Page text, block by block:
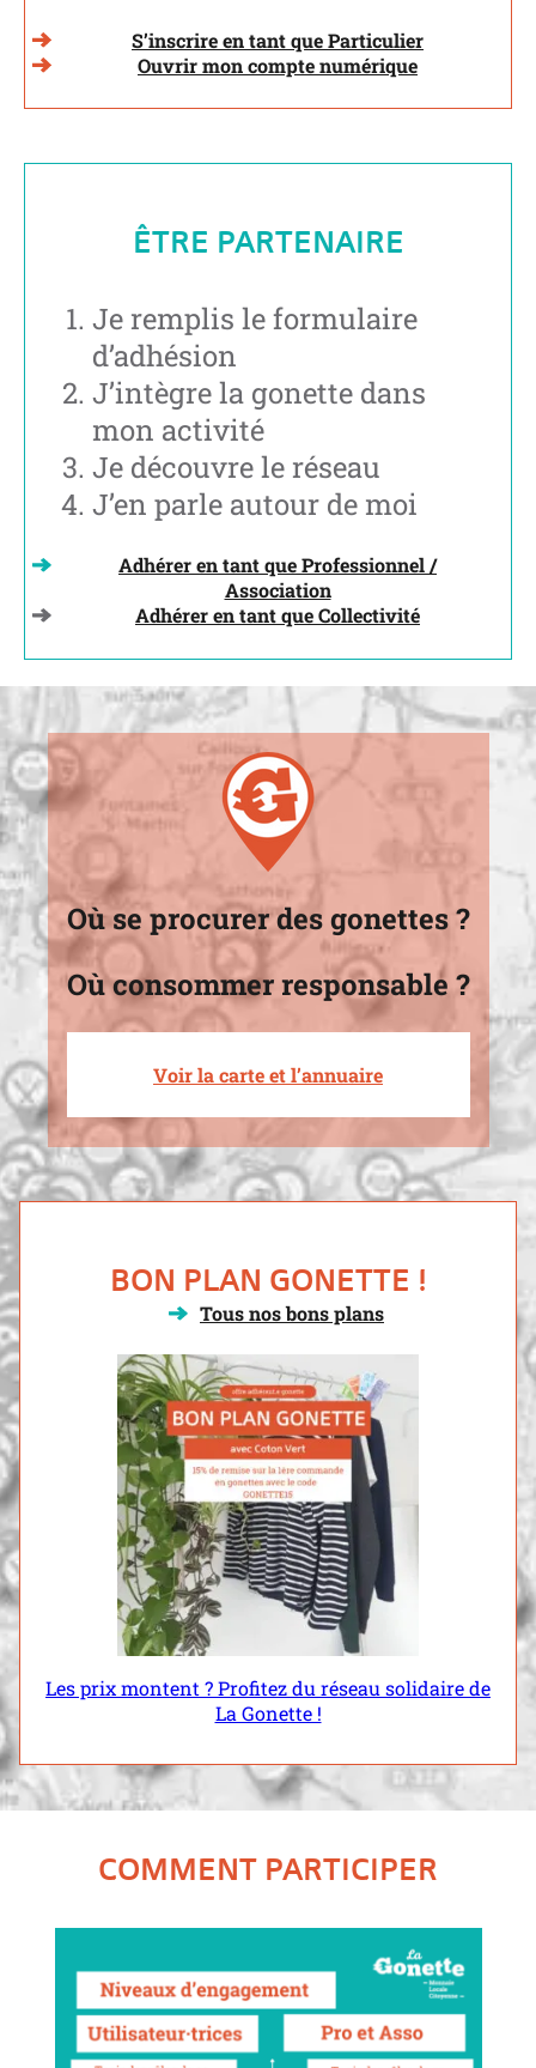
S’inscrire en tant que Particulier
Ouvrir mon compte numérique
ÊTRE PARTENAIRE
Je remplis le formulaire
d’adhésion
J’intègre la gonette dans
mon activité
Je découvre le réseau
J’en parle autour de moi
Adhérer en tant que Professionnel /
Association
Adhérer en tant que Collectivité
Où se procurer des gonettes ?
Où consommer responsable ?
Voir la carte et l’annuaire
BON PLAN GONETTE !
Tous nos bons plans
Les prix montent ? Profitez du réseau solidaire de
La Gonette !
COMMENT PARTICIPER